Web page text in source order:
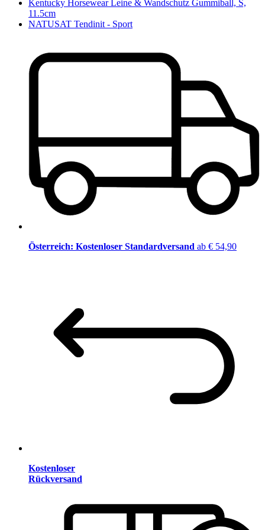
Kentucky Horsewear Leine & Wandschutz Gummiball, S,
11.5cm
NATUSAT Tendinit - Sport
Österreich: Kostenloser Standardversand ab € 54,90
Kostenloser
Rückversand